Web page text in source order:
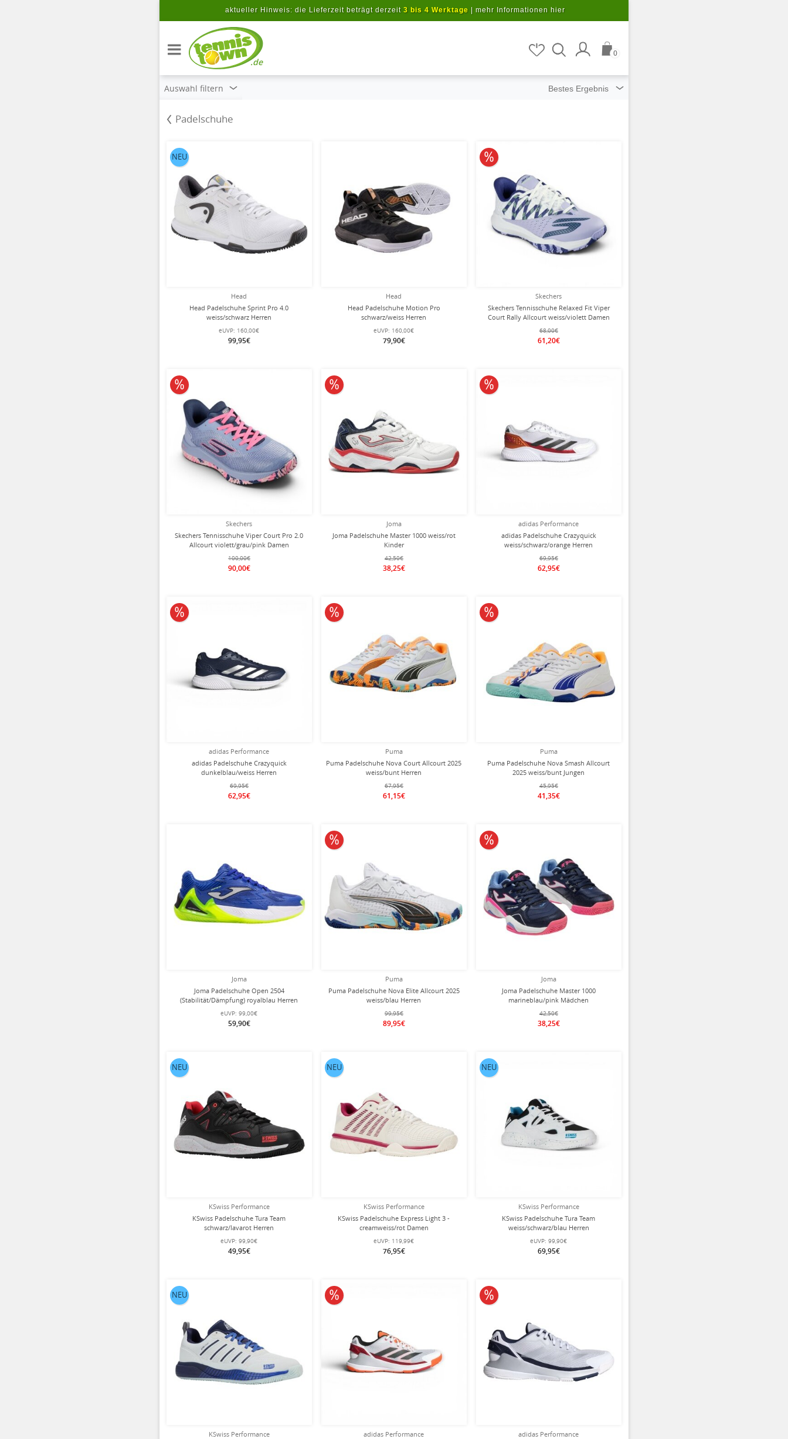
aktueller Hinweis: die Lieferzeit beträgt derzeit 3 bis 4 Werktage mehr Informationen hier
.de
0
Auswahl filtern
Padelschuhe
Head
Head Padelschuhe Sprint Pro 4.0
weiss/schwarz Herren
eUVP: 160,00€
99,95€
NEU
Head
Head Padelschuhe Motion Pro
schwarz/weiss Herren
eUVP: 160,00€
79,90€
Skechers
Skechers Tennisschuhe Relaxed Fit Viper
Court Rally Allcourt weiss/violett Damen
68,00€
61,20€
10% reduziert
Skechers
Skechers Tennisschuhe Viper Court Pro 2.0
Allcourt violett/grau/pink Damen
100,00€
90,00€
10% reduziert
Joma
Joma Padelschuhe Master 1000 weiss/rot
Kinder
42,50€
38,25€
10% reduziert
adidas Performance
adidas Padelschuhe Crazyquick
weiss/schwarz/orange Herren
69,95€
62,95€
10% reduziert
adidas Performance
adidas Padelschuhe Crazyquick
dunkelblau/weiss Herren
69,95€
62,95€
10% reduziert
Puma
Puma Padelschuhe Nova Court Allcourt 2025
weiss/bunt Herren
67,95€
61,15€
10% reduziert
Puma
Puma Padelschuhe Nova Smash Allcourt
2025 weiss/bunt Jungen
45,95€
41,35€
10% reduziert
Joma
Joma Padelschuhe Open 2504
(Stabilität/Dämpfung) royalblau Herren
eUVP: 99,00€
59,90€
Puma
Puma Padelschuhe Nova Elite Allcourt 2025
weiss/blau Herren
99,95€
89,95€
10% reduziert
Joma
Joma Padelschuhe Master 1000
marineblau/pink Mädchen
42,50€
38,25€
10% reduziert
KSwiss Performance
KSwiss Padelschuhe Tura Team
schwarz/lavarot Herren
eUVP: 99,90€
49,95€
NEU
KSwiss Performance
KSwiss Padelschuhe Express Light 3 -
creamweiss/rot Damen
eUVP: 119,99€
76,95€
NEU
KSwiss Performance
KSwiss Padelschuhe Tura Team
weiss/schwarz/blau Herren
eUVP: 99,90€
69,95€
NEU
KSwiss Performance
NEU
adidas Performance
10% reduziert
adidas Performance
10% reduziert